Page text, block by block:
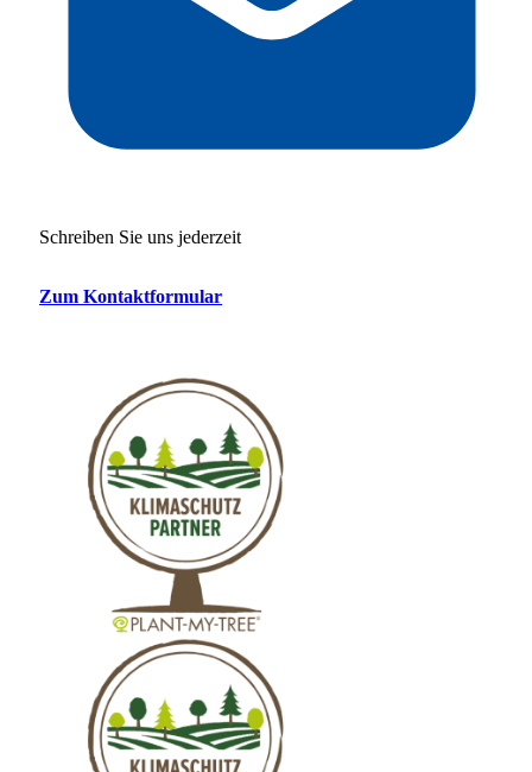
Schreiben Sie uns jederzeit
Zum Kontaktformular